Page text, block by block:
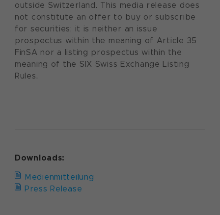
outside Switzerland. This media release does
not constitute an offer to buy or subscribe
for securities; it is neither an issue
prospectus within the meaning of Article 35
FinSA nor a listing prospectus within the
meaning of the SIX Swiss Exchange Listing
Rules.
Downloads:
Medienmitteilung
Press Release